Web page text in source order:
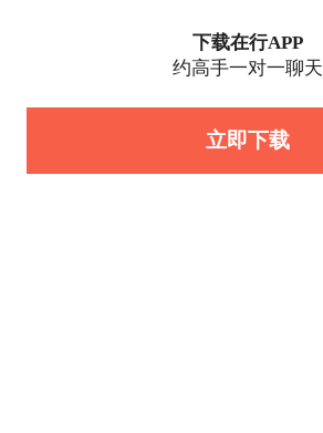
下载在行APP
约高手一对一聊天
立即下载